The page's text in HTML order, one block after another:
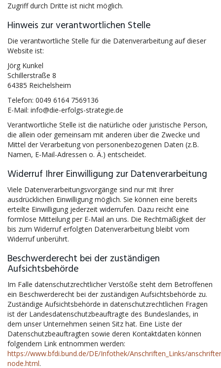
Zugriff durch Dritte ist nicht möglich.
Hinweis zur verantwortlichen Stelle
Die verantwortliche Stelle für die Datenverarbeitung auf dieser
Website ist:
Jörg Kunkel
Schillerstraße 8
64385 Reichelsheim
Telefon: 0049 6164 7569136
E-Mail: info@die-erfolgs-strategie.de
Verantwortliche Stelle ist die natürliche oder juristische Person,
die allein oder gemeinsam mit anderen über die Zwecke und
Mittel der Verarbeitung von personenbezogenen Daten (z.B.
Namen, E-Mail-Adressen o. Ä.) entscheidet.
Widerruf Ihrer Einwilligung zur Datenverarbeitung
Viele Datenverarbeitungsvorgänge sind nur mit Ihrer
ausdrücklichen Einwilligung möglich. Sie können eine bereits
erteilte Einwilligung jederzeit widerrufen. Dazu reicht eine
formlose Mitteilung per E-Mail an uns. Die Rechtmäßigkeit der
bis zum Widerruf erfolgten Datenverarbeitung bleibt vom
Widerruf unberührt.
Beschwerderecht bei der zuständigen
Aufsichtsbehörde
Im Falle datenschutzrechtlicher Verstöße steht dem Betroffenen
ein Beschwerderecht bei der zuständigen Aufsichtsbehörde zu.
Zuständige Aufsichtsbehörde in datenschutzrechtlichen Fragen
ist der Landesdatenschutzbeauftragte des Bundeslandes, in
dem unser Unternehmen seinen Sitz hat. Eine Liste der
Datenschutzbeauftragten sowie deren Kontaktdaten können
folgendem Link entnommen werden:
https://www.bfdi.bund.de/DE/Infothek/Anschriften_Links/
node.html.